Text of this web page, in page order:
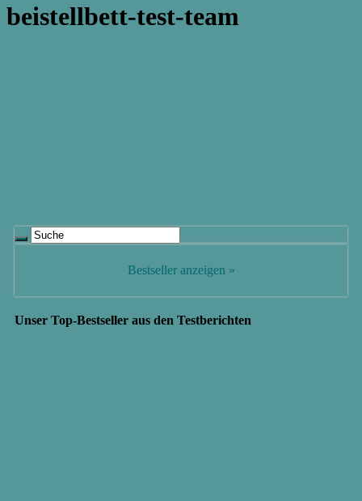
beistellbett-test-team
Bestseller anzeigen »
Unser Top-Bestseller aus den Testberichten